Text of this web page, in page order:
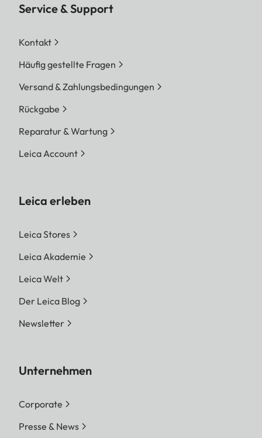
Service & Support
Kontakt
Häufig gestellte Fragen
Versand & Zahlungsbedingungen
Rückgabe
Reparatur & Wartung
Leica Account
Leica erleben
Leica Stores
Leica Akademie
Leica Welt
Der Leica Blog
Newsletter
Unternehmen
Corporate
Presse & News